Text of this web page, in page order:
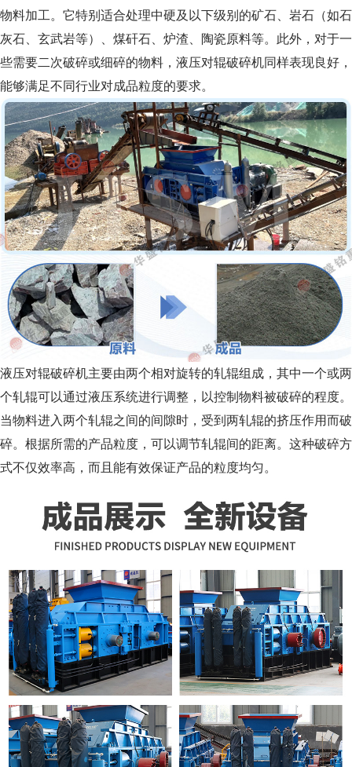
物料加工。它特别适合处理中硬及以下级别的矿石、岩石（如石
灰石、玄武岩等）、煤矸石、炉渣、陶瓷原料等。此外，对于一
些需要二次破碎或细碎的物料，液压对辊破碎机同样表现良好，
能够满足不同行业对成品粒度的要求。
液压对辊破碎机主要由两个相对旋转的轧辊组成，其中一个或两
个轧辊可以通过液压系统进行调整，以控制物料被破碎的程度。
当物料进入两个轧辊之间的间隙时，受到两轧辊的挤压作用而破
碎。根据所需的产品粒度，可以调节轧辊间的距离。这种破碎方
式不仅效率高，而且能有效保证产品的粒度均匀。